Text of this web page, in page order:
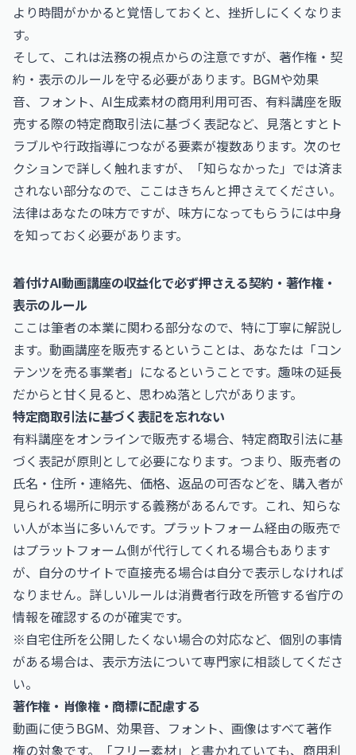
より時間がかかると覚悟しておくと、挫折しにくくなりま
す。
そして、これは法務の視点からの注意ですが、著作権・契
約・表示のルールを守る必要があります。BGMや効果
音、フォント、AI生成素材の商用利用可否、有料講座を販
売する際の特定商取引法に基づく表記など、見落とすとト
ラブルや行政指導につながる要素が複数あります。次のセ
クションで詳しく触れますが、「知らなかった」では済ま
されない部分なので、ここはきちんと押さえてください。
法律はあなたの味方ですが、味方になってもらうには中身
を知っておく必要があります。
着付けAI動画講座の収益化で必ず押さえる契約・著作権・
表示のルール
ここは筆者の本業に関わる部分なので、特に丁寧に解説し
ます。動画講座を販売するということは、あなたは「コン
テンツを売る事業者」になるということです。趣味の延長
だからと甘く見ると、思わぬ落とし穴があります。
特定商取引法に基づく表記を忘れない
有料講座をオンラインで販売する場合、特定商取引法に基
づく表記が原則として必要になります。つまり、販売者の
氏名・住所・連絡先、価格、返品の可否などを、購入者が
見られる場所に明示する義務があるんです。これ、知らな
い人が本当に多いんです。プラットフォーム経由の販売で
はプラットフォーム側が代行してくれる場合もあります
が、自分のサイトで直接売る場合は自分で表示しなければ
なりません。詳しいルールは消費者行政を所管する省庁の
情報を確認するのが確実です。
※自宅住所を公開したくない場合の対応など、個別の事情
がある場合は、表示方法について専門家に相談してくださ
い。
著作権・肖像権・商標に配慮する
動画に使うBGM、効果音、フォント、画像はすべて著作
権の対象です。「フリー素材」と書かれていても、商用利